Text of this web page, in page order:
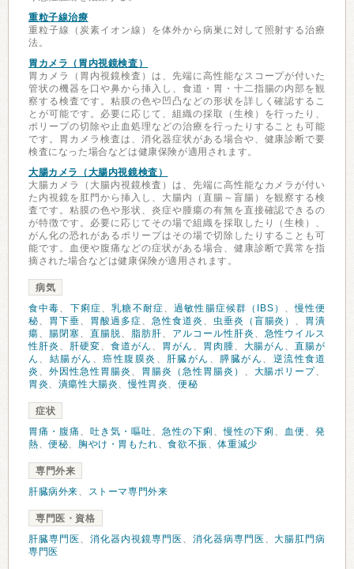
重粒子線治療
重粒子線（炭素イオン線）を体外から病巣に対して照射する治療
法。
胃カメラ（胃内視鏡検査）
胃カメラ（胃内視鏡検査）は、先端に高性能なスコープが付いた
管状の機器を口や鼻から挿入し、食道・胃・十二指腸の内部を観
察する検査です。粘膜の色や凹凸などの形状を詳しく確認するこ
とが可能です。必要に応じて、組織の採取（生検）を行ったり、
ポリープの切除や止血処理などの治療を行ったりすることも可能
です。胃カメラ検査は、消化器症状がある場合や、健康診断で要
検査になった場合などは健康保険が適用されます。
大腸カメラ（大腸内視鏡検査）
大腸カメラ（大腸内視鏡検査）は、先端に高性能なカメラが付い
た内視鏡を肛門から挿入し、大腸内（直腸～盲腸）を観察する検
査です。粘膜の色や形状、炎症や腫瘍の有無を直接確認できるの
が特徴です。必要に応じてその場で組織を採取したり（生検）、
がん化の恐れがあるポリープはその場で切除したりすることも可
能です。血便や腹痛などの症状がある場合、健康診断で異常を指
摘された場合などは健康保険が適用されます。
病気
食中毒、 下痢症、乳糖不耐症、過敏性腸症候群（IBS） 、慢性便
秘、 胃下垂、 胃酸過多症、 急性食道炎 、 虫垂炎（盲腸炎） 、 胃潰
瘍、 腸閉塞、 直腸脱、 脂肪肝、 アルコール性肝炎 、 急性ウイルス
性肝炎 、 肝硬変、 食道がん 、 胃がん 、 胃肉腫、 大腸がん 、直腸が
ん 、 結腸がん 、癌性腹膜炎 、 肝臓がん 、 膵臓がん 、 逆流性食道
炎 、 外因性急性胃腸炎 、 胃腸炎（急性胃腸炎） 、 大腸ポリープ、
胃炎、 潰瘍性大腸炎、慢性胃炎、便秘
症状
胃痛・腹痛 、 吐き気・嘔吐、 急性の下痢 、慢性の下痢 、 血便、発
熱、便秘、 胸やけ・胃もたれ、食欲不振 、体重減少
専門外来
肝臓病外来、 ストーマ専門外来
専門医・資格
肝臓専門医 、 消化器内視鏡専門医 、 消化器病専門医 、大腸肛門病
専門医